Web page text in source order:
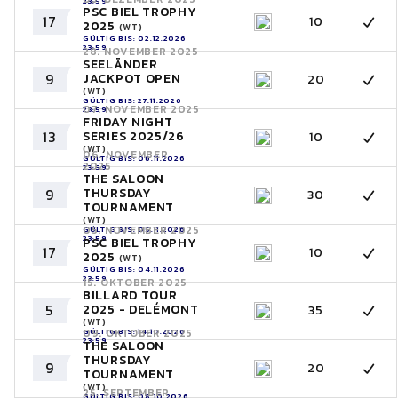
17 PSC BIEL TROPHY
2025 (WT)
GÜLTIG BIS: 02.12.2026
23:59
10
9
28. NOVEMBER 2025
SEELÄNDER
JACKPOT OPEN
(WT)
GÜLTIG BIS: 27.11.2026
23:59
20
13
07. NOVEMBER 2025
FRIDAY NIGHT
SERIES 2025/26
(WT)
GÜLTIG BIS: 06.11.2026
23:59
10
9
06. NOVEMBER
2025
THE SALOON
THURSDAY
TOURNAMENT
(WT)
GÜLTIG BIS: 05.11.2026
23:59
30
17
05. NOVEMBER 2025
PSC BIEL TROPHY
2025 (WT)
GÜLTIG BIS: 04.11.2026
23:59
10
5
15. OKTOBER 2025
BILLARD TOUR
2025 - DELÉMONT
(WT)
GÜLTIG BIS: 14.10.2026
23:59
35
9
09. OKTOBER 2025
THE SALOON
THURSDAY
TOURNAMENT
(WT)
20
25. SEPTEMBER